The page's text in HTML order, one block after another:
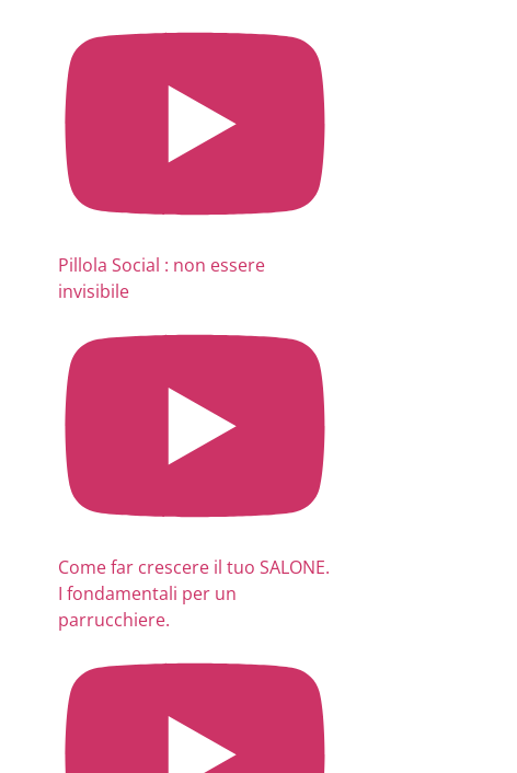
Pillola Social : non essere
invisibile
Come far crescere il tuo SALONE.
I fondamentali per un
parrucchiere.